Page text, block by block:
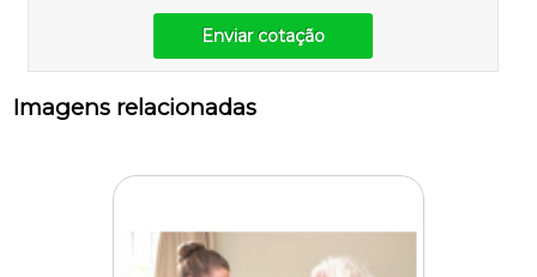
Enviar cotação
Imagens relacionadas